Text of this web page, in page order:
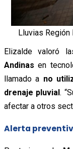
Lluvias
Elizalde valoró
Andinasen
llamado a no
drenaje pluvial.
afectar a otros
Alerta